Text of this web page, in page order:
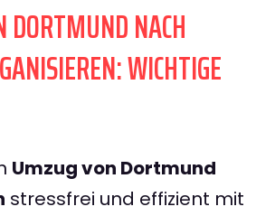
DORTMUND NACH
WICHTIGE
Umzug von Dortmund
stressfrei und effizient mit